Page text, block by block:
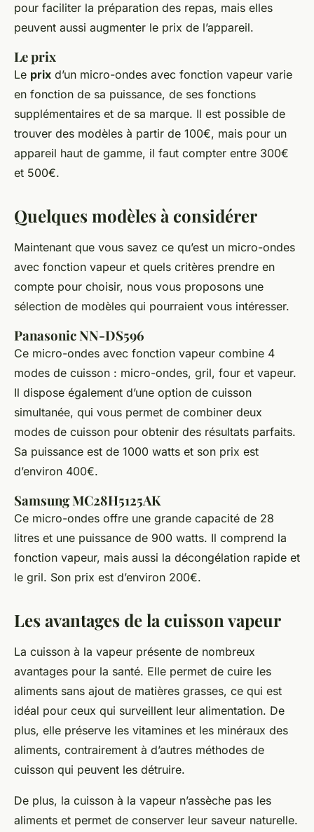
pour faciliter la préparation des repas, mais elles
peuvent aussi augmenter le prix de l’appareil.
Le prix
Le prix d’un micro-ondes avec fonction vapeur varie
en fonction de sa puissance, de ses fonctions
supplémentaires et de sa marque. Il est possible de
trouver des modèles à partir de 100€, mais pour un
appareil haut de gamme, il faut compter entre 300€
et 500€.
Quelques modèles à considérer
Maintenant que vous savez ce qu’est un micro-ondes
avec fonction vapeur et quels critères prendre en
compte pour choisir, nous vous proposons une
sélection de modèles qui pourraient vous intéresser.
Panasonic NN-DS596
Ce micro-ondes avec fonction vapeur combine 4
modes de cuisson : micro-ondes, gril, four et vapeur.
Il dispose également d’une option de cuisson
simultanée, qui vous permet de combiner deux
modes de cuisson pour obtenir des résultats parfaits.
Sa puissance est de 1000 watts et son prix est
d’environ 400€.
Samsung MC28H5125AK
Ce micro-ondes offre une grande capacité de 28
litres et une puissance de 900 watts. Il comprend la
fonction vapeur, mais aussi la décongélation rapide et
le gril. Son prix est d’environ 200€.
Les avantages de la cuisson vapeur
La cuisson à la vapeur présente de nombreux
avantages pour la santé. Elle permet de cuire les
aliments sans ajout de matières grasses, ce qui est
idéal pour ceux qui surveillent leur alimentation. De
plus, elle préserve les vitamines et les minéraux des
aliments, contrairement à d’autres méthodes de
cuisson qui peuvent les détruire.
De plus, la cuisson à la vapeur n’assèche pas les
aliments et permet de conserver leur saveur naturelle.